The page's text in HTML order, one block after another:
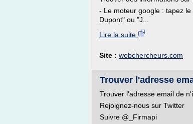
- Le moteur google : tapez
Dupont" ou "J...
Lire la suite
Site : webchercheurs.com
Trouver l'adresse
Trouver l'adresse email de
Rejoignez-nous sur Twitter
Suivre @_Firmapi